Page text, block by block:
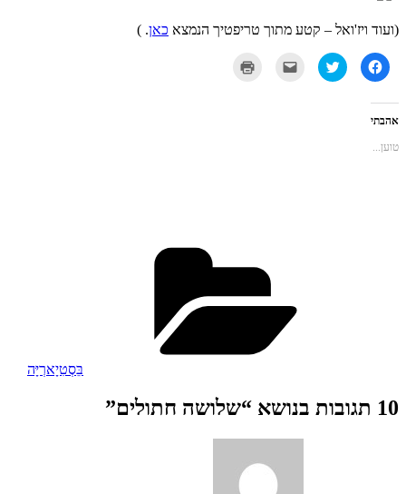
(ועוד ויז'ואל – קטע מתוך טריפטיך הנמצא כאן. )
לחיצה
לשיתוף
בפייסבוק
לחצו
כדי
אהבתי
טוען...
בֵּסְטִיָארְיָּה
10 תגובות בנושא “שלושה חתולים”